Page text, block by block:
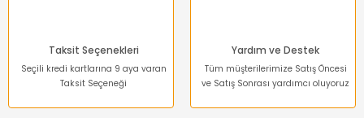
Taksit Seçenekleri
Seçili kredi kartlarına 9 aya varan
Taksit Seçeneği
Yardım ve Destek
Tüm müşterilerimize Satış Öncesi
ve Satış Sonrası yardımcı oluyoruz